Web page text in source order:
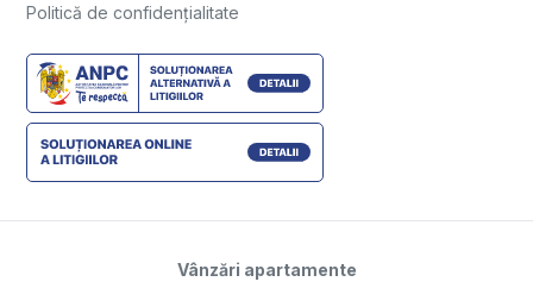
Politică de confidențialitate
Vânzări apartamente